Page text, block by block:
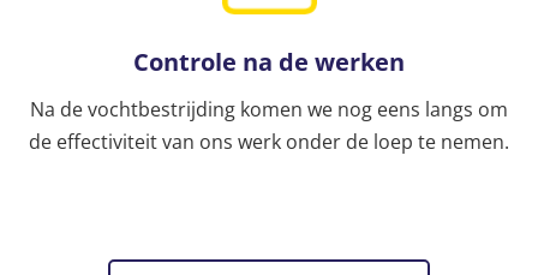
Controle na de werken
Na de vochtbestrijding komen we nog eens langs om
de effectiviteit van ons werk onder de loep te nemen.